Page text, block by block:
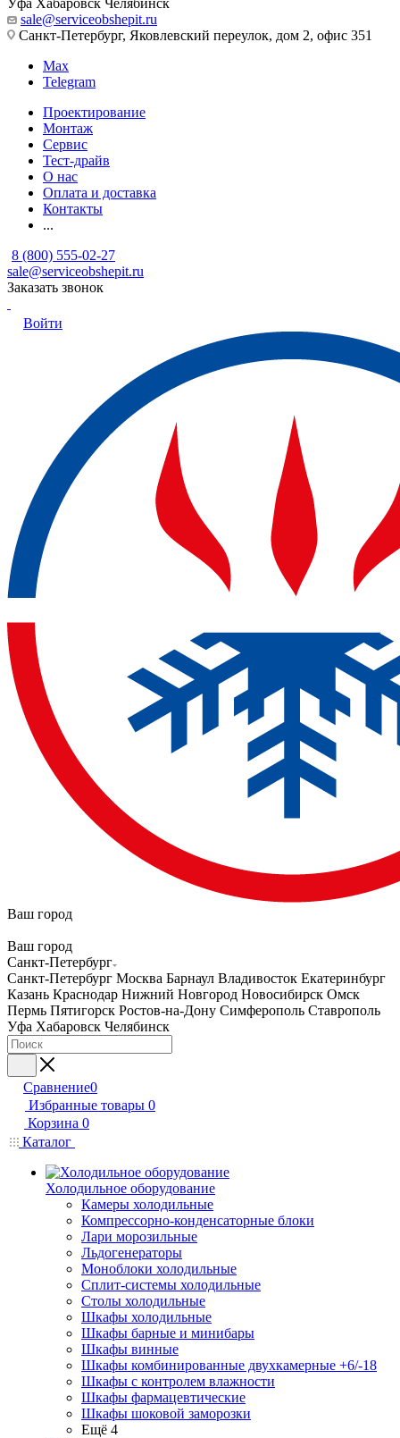
Уфа Хабаровск Челябинск
sale@serviceobshepit.ru
Санкт-Петербург, Яковлевский переулок, дом 2, офис 351
Max
Telegram
Проектирование
Монтаж
Сервис
Тест-драйв
О нас
Оплата и доставка
Контакты
...
8 (800) 555-02-27
sale@serviceobshepit.ru
Заказать звонок
Войти
Ваш город
Ваш город
Санкт-Петербург
Санкт-Петербург Москва Барнаул Владивосток Екатеринбург
Казань Краснодар Нижний Новгород Новосибирск Омск
Пермь Пятигорск Ростов-на-Дону Симферополь Ставрополь
Уфа Хабаровск Челябинск
Сравнение0
Избранные товары 0
Корзина 0
Каталог
Холодильное оборудование
Камеры холодильные
Компрессорно-конденсаторные блоки
Лари морозильные
Льдогенераторы
Моноблоки холодильные
Сплит-системы холодильные
Столы холодильные
Шкафы холодильные
Шкафы барные и минибары
Шкафы винные
Шкафы комбинированные двухкамерные +6/-18
Шкафы с контролем влажности
Шкафы фармацевтические
Шкафы шоковой заморозки
Ещё 4